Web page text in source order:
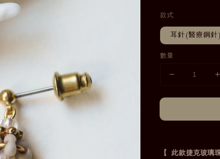
款式
耳針(醫療鋼
數量
【 此款捷克玻璃